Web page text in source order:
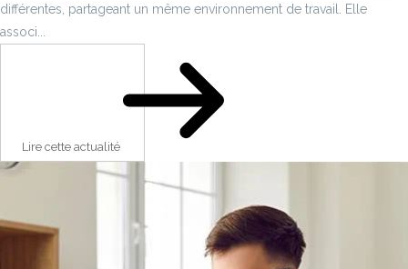
différentes, partageant un même environnement de travail. Elle
associ...
Lire cette actualité